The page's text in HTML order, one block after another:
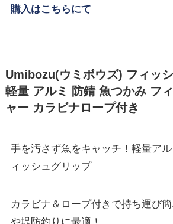
購入はこちらにて
Umibozu(ウミボウズ) フィッ
軽量 アルミ 防錆 魚つかみ フ
ャー カラビナロープ付き
手を汚さず魚をキャッチ！軽量ア
ィッシュグリップ
カラビナ＆ロープ付きで持ち運び